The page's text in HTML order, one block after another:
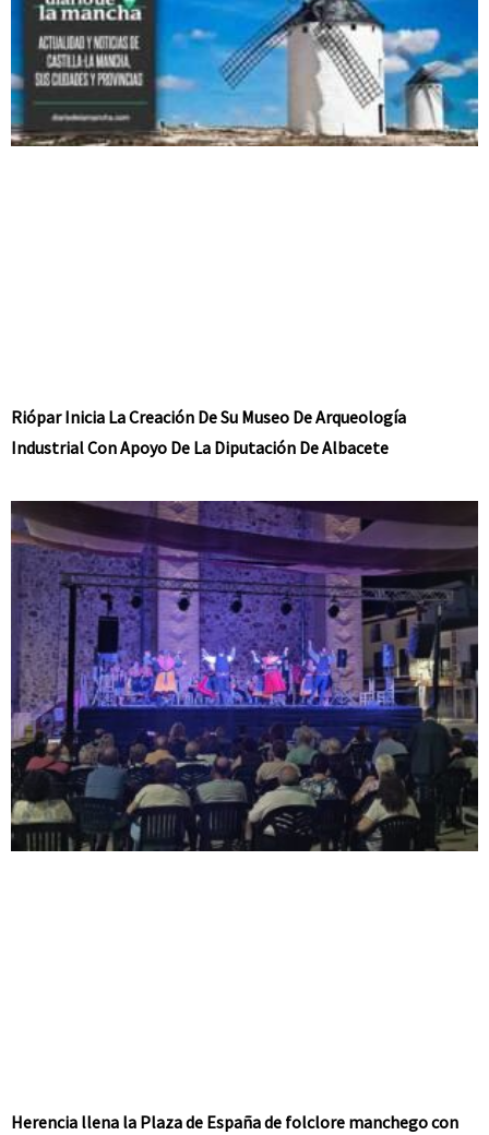
Riópar Inicia La Creación De Su Museo De Arqueología
Industrial Con Apoyo De La Diputación De Albacete
Herencia llena la Plaza de España de folclore manchego con